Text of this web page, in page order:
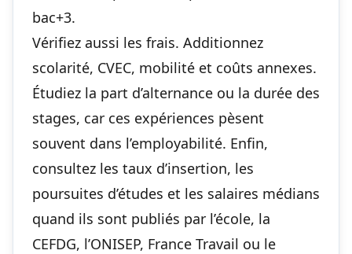
bac+3.
Vérifiez aussi les frais. Additionnez
scolarité, CVEC, mobilité et coûts annexes.
Étudiez la part d’alternance ou la durée des
stages, car ces expériences pèsent
souvent dans l’employabilité. Enfin,
consultez les taux d’insertion, les
poursuites d’études et les salaires médians
quand ils sont publiés par l’école, la
CEFDG, l’ONISEP, France Travail ou le